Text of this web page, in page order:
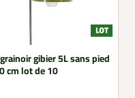
gibier 5L sans pied
cm lot de 10